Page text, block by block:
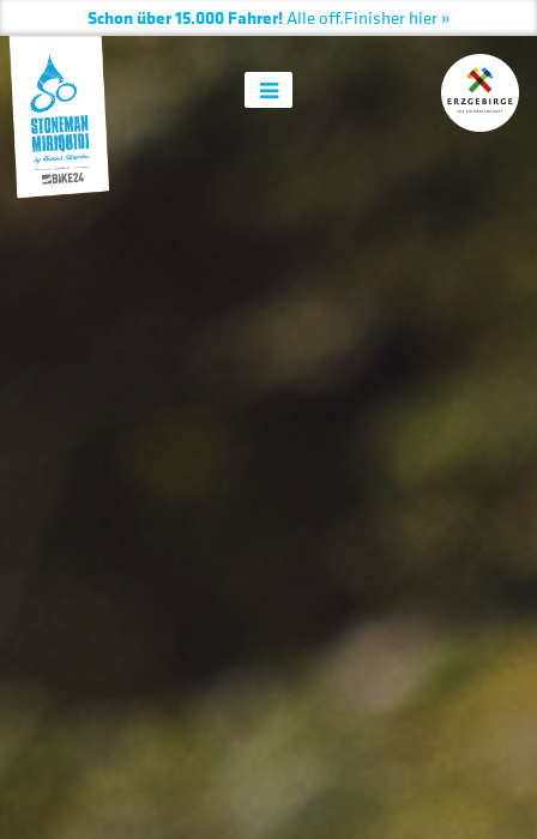
Schon über 15.000 Fahrer!Alleoff.Finisher hier »